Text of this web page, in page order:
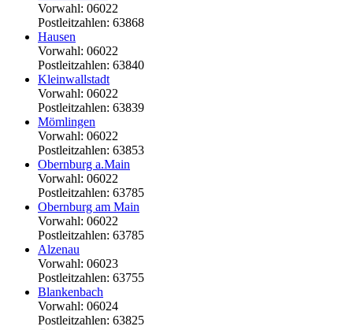
Vorwahl: 06022
Postleitzahlen: 63868
Hausen
Vorwahl: 06022
Postleitzahlen: 63840
Kleinwallstadt
Vorwahl: 06022
Postleitzahlen: 63839
Mömlingen
Vorwahl: 06022
Postleitzahlen: 63853
Obernburg a.Main
Vorwahl: 06022
Postleitzahlen: 63785
Obernburg am Main
Vorwahl: 06022
Postleitzahlen: 63785
Alzenau
Vorwahl: 06023
Postleitzahlen: 63755
Blankenbach
Vorwahl: 06024
Postleitzahlen: 63825